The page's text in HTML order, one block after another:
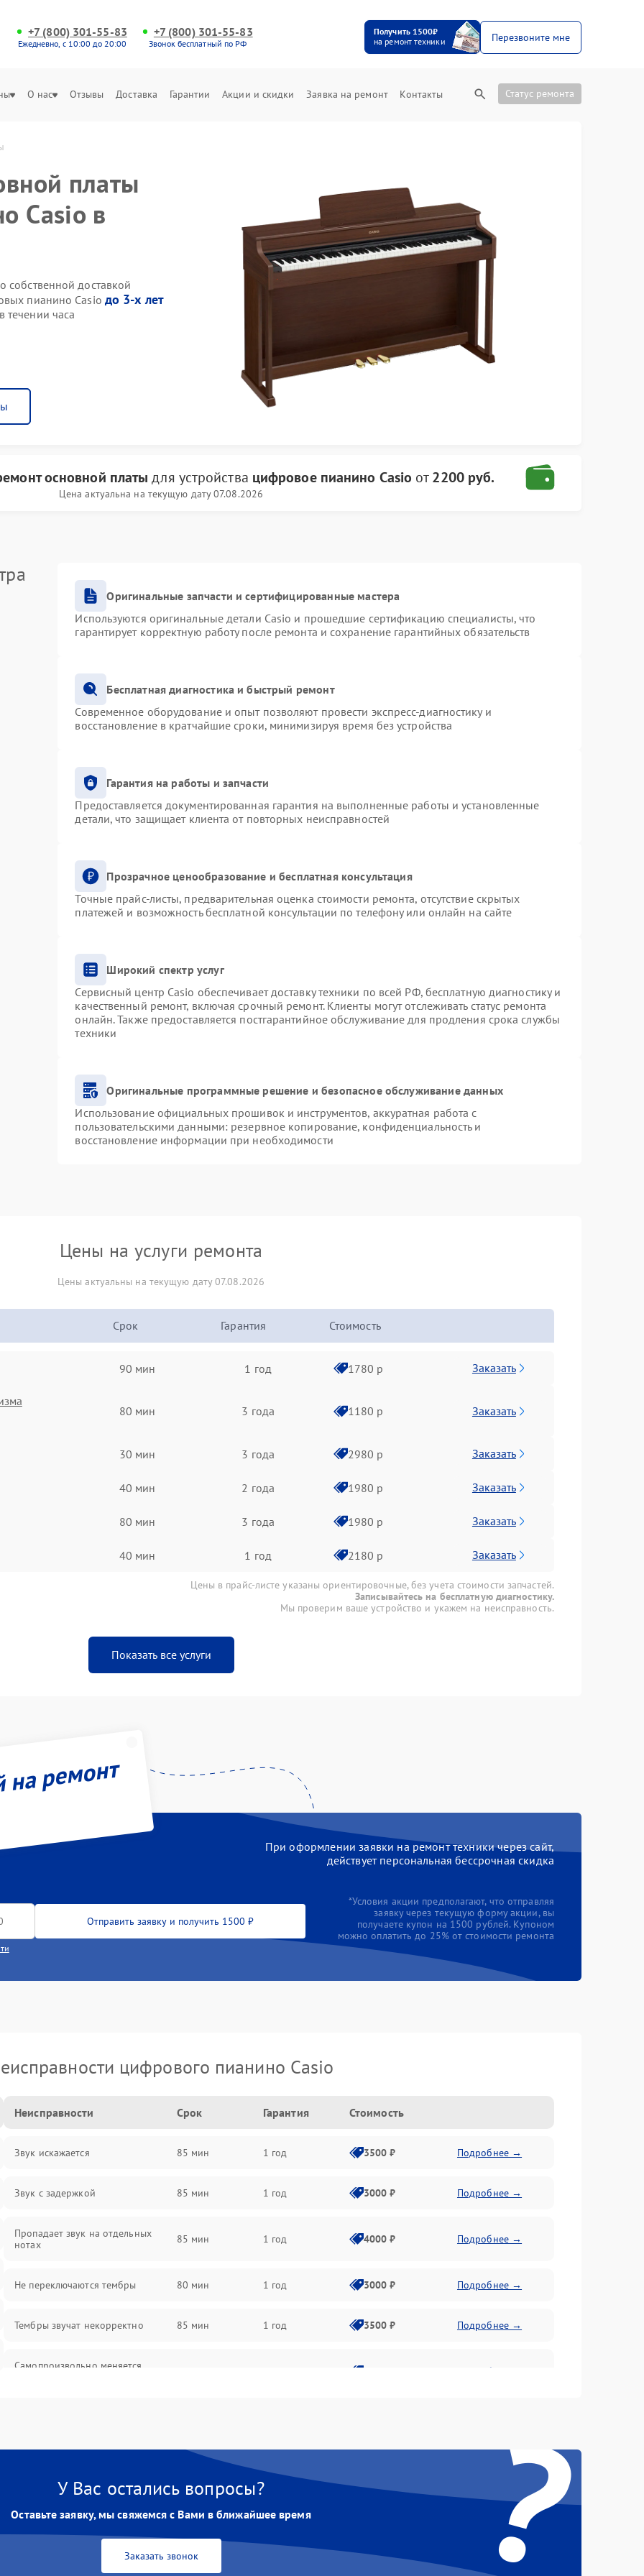
+7 (800) 301-55-83
Ежедневно, с 10:00 до 20:00
+7 (800) 301-55-83
Звонок бесплатный по РФ
Получить 1500₽
на ремонт техники
Перезвоните мне
О нас Отзывы Доставка Гарантии Акции и скидки Заявка на ремонт Контакты Статус ремонта
платы
Casio в
доставкой
пианино Casio до 3-х лет
часа
основной платы для устройства цифровое пианино Casio от2200 руб.
Цена актуальна на текущую дату 07.08.2026
Оригинальные запчасти и сертифицированные мастера
Используются оригинальные детали Casio и прошедшие сертификацию специалисты, что
гарантирует корректную работу после ремонта и сохранение гарантийных обязательств
Бесплатная диагностика и быстрый ремонт
Современное оборудование и опыт позволяют провести экспресс-диагностику и
восстановление в кратчайшие сроки, минимизируя время без устройства
Гарантия на работы и запчасти
Предоставляется документированная гарантия на выполненные работы и установленные
детали, что защищает клиента от повторных неисправностей
Прозрачное ценообразование и бесплатная консультация
Точные прайс-листы, предварительная оценка стоимости ремонта, отсутствие скрытых
платежей и возможность бесплатной консультации по телефону или онлайн на сайте
Широкий спектр услуг
Сервисный центр Casio обеспечивает доставку техники по всей РФ, бесплатную диагностику и
качественный ремонт, включая срочный ремонт. Клиенты могут отслеживать статус ремонта
онлайн. Также предоставляется постгарантийное обслуживание для продления срока службы
техники
Оригинальные программные решение и безопасное обслуживание данных
Использование официальных прошивок и инструментов, аккуратная работа с
пользовательскими данными: резервное копирование, конфиденциальность и
восстановление информации при необходимости
Цены на услуги ремонта
Цены актуальны на текущую дату 07.08.2026
Срок Гарантия Стоимость
90 мин 1 год 1780 р Заказать
80 мин 3 года 1180 р Заказать
30 мин 3 года 2980 р Заказать
40 мин 2 года 1980 р Заказать
80 мин 3 года 1980 р Заказать
40 мин 1 год 2180 р Заказать
Цены в прайс-листе указаны ориентировочные, без учета стоимости запчастей.
Записывайтесь на бесплатную диагностику.
Мы проверим ваше устройство и укажем на неисправность.
Показать все услуги
ремонт
При оформлении заявки на ремонт техники через сайт,
действует персональная бессрочная скидка
Отправить заявку и получить 1500 ₽
*Условия акции предполагают, что отправляя
заявку через текущую форму акции, вы
получаете купон на 1500 рублей. Купоном
можно оплатить до 25% от стоимости ремонта
цифрового пианино Casio
Неисправности Срок Гарантия Стоимость
Звук искажается 85 мин 1 год 3500 ₽ Подробнее →
Звук с задержкой 85 мин 1 год 3000 ₽ Подробнее →
Пропадает звук на отдельных
нотах
85 мин 1 год 4000 ₽ Подробнее →
Не переключаются тембры 80 мин 1 год 3000 ₽ Подробнее →
Тембры звучат некорректно 85 мин 1 год 3500 ₽ Подробнее →
Самопроизвольно меняется
2800 ₽ Подробнее →
?
У Вас остались вопросы?
Оставьте заявку, мы свяжемся с Вами в ближайшее время
Заказать звонок